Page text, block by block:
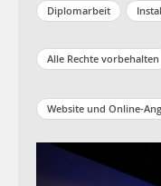
Diplomarbeit
Alle Rechte vorbehalten
Website und Online-